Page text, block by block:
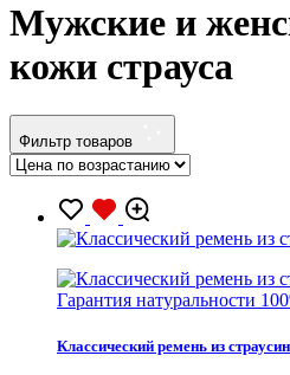
Мужские и
кожи страуса
Фильтр товаров
Гарантия натуральности
Классический ремень из